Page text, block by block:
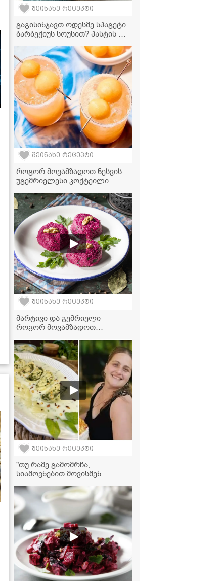
შეინახე რეცეპტი
გაგისინჯავთ ოდესმე სპაგეტი
ბარბექიუს სოუსით? პასტის ეს
ვახშამი გახდება
შეინახე რეცეპტი
როგორ მოვამზადოთ ნესვის
უგემრიელესი კოქტეილი
შეინახე რეცეპტი
მარტივი და გემრიელი -
როგორ მოვამზადოთ
შეინახე რეცეპტი
"თუ რამე გამომრჩა,
სიამოვნებით მოვისმენ
ქალბატონებისგან... ჩემს
ოჯახში ნადუღი არ უყვართ,
ამიტომ მაწვნით მოვამზადე" -
ელგა ტაბატაძის გებჟალიას
ვიდეორეცეპტი